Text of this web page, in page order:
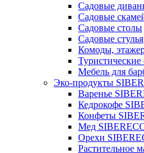
Садовые
Садовые
Садовые столы
Садовые стулья
Комоды,
Туристические
Мебель для
Эко-продукты
Варенье
Кедрокофе
Конфеты
Мед
Орехи
Растительное